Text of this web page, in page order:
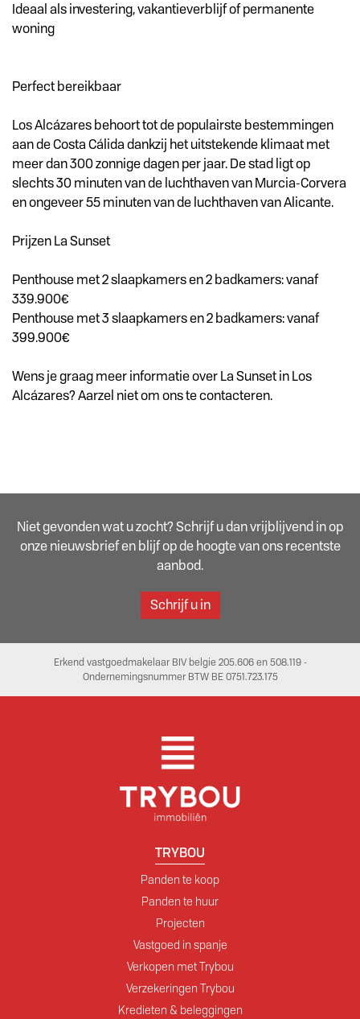
Ideaal als investering, vakantieverblijf of permanente
woning
Perfect bereikbaar
Los Alcázares behoort tot de populairste bestemmingen
aan de Costa Cálida dankzij het uitstekende klimaat met
meer dan 300 zonnige dagen per jaar. De stad ligt op
slechts 30 minuten van de luchthaven van Murcia-Corvera
en ongeveer 55 minuten van de luchthaven van Alicante.
Prijzen La Sunset
Penthouse met 2 slaapkamers en 2 badkamers: vanaf
339.900€
Penthouse met 3 slaapkamers en 2 badkamers: vanaf
399.900€
Wens je graag meer informatie over La Sunset in Los
Alcázares? Aarzel niet om ons te contacteren.
Niet gevonden wat u zocht? Schrijf u dan vrijblijvend in op
onze nieuwsbrief en blijf op de hoogte van ons recentste
aanbod.
Schrijf u in
Erkend vastgoedmakelaar BIV belgie 205.606 en 508.119 -
Ondernemingsnummer BTW BE 0751.723.175
TRYBOU
Panden te koop
Panden te huur
Projecten
Vastgoed in spanje
Verkopen met Trybou
Verzekeringen Trybou
Kredieten & beleggingen